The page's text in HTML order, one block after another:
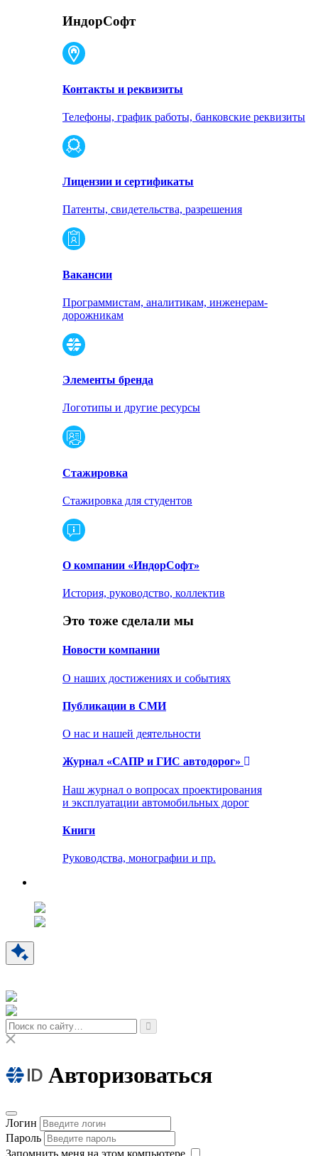
ИндорСофт
Контакты и реквизиты
Телефоны, график работы, банковские реквизиты
Лицензии и сертификаты
Патенты, свидетельства, разрешения
Вакансии
Программистам, аналитикам, инженерам-
дорожникам
Элементы бренда
Логотипы и другие ресурсы
Стажировка
Стажировка для студентов
О компании «ИндорСофт»
История, руководство, коллектив
Это тоже сделали мы
Новости компании
О наших достижениях и событиях
Публикации в СМИ
О нас и нашей деятельности
Журнал «САПР и ГИС автодорог»
Наш журнал о вопросах проектирования
и эксплуатации автомобильных дорог
Книги
Руководства, монографии и пр.
Авторизоваться
Логин
Пароль